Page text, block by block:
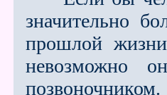
значительно
прошлой
невозможно
позвоночником.